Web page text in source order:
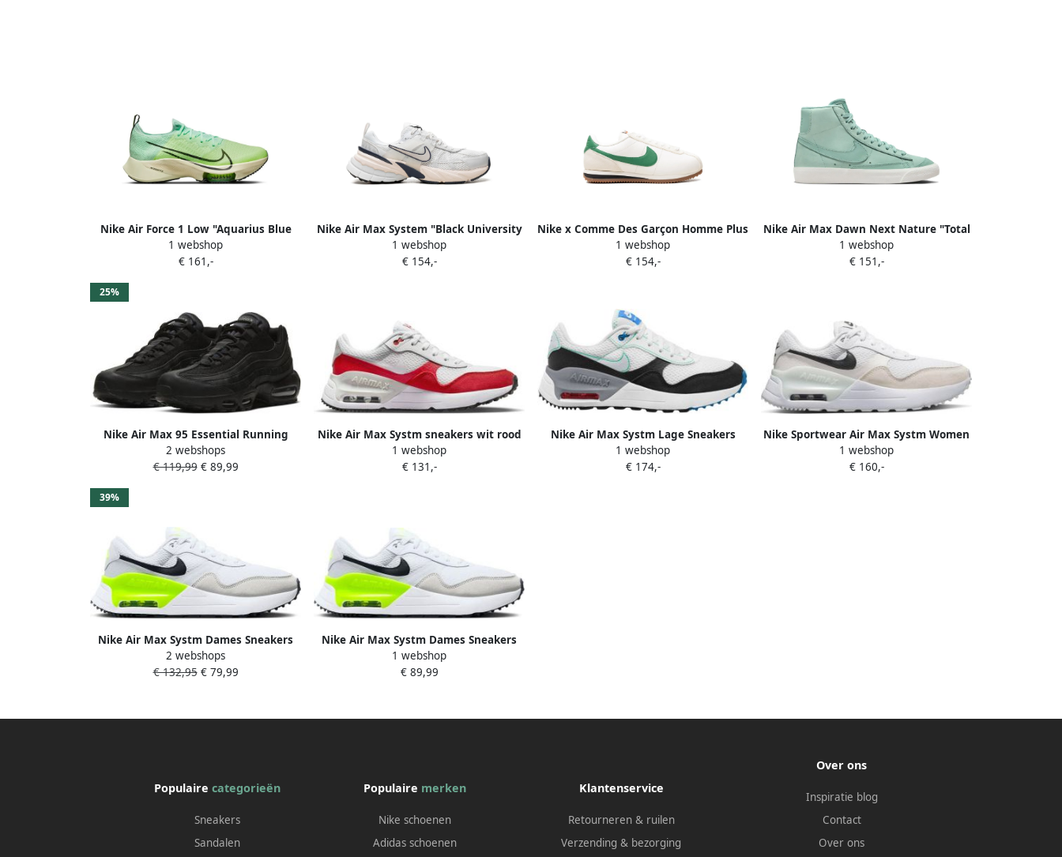
Nike Air Force 1 Low "Aquarius Blue
Coconut Milk" sneakers Blauw
1 webshop
€ 161,-
Nike Air Max System "Black University
Red White" sneakers Zwart
1 webshop
€ 154,-
Nike x Comme Des Garçon Homme Plus
Terminator High SP "Navy" sneakers
Wit
1 webshop
€ 154,-
Nike Air Max Dawn Next Nature "Total
Orange" sneakers Beige
1 webshop
€ 151,-
25%
Nike Air Max 95 Essential Running
Schoenen black dark grey black maat:
45 beschikbare maaten:41 42.5 40 43
2 webshops
€ 119,99€ 89,99
Nike Air Max Systm sneakers wit rood
lichtgrijs
1 webshop
€ 131,-
Nike Air Max Systm Lage Sneakers
Multicolor
1 webshop
€ 174,-
Nike Sportwear Air Max Systm Women
Sneakers White Dames
1 webshop
€ 160,-
39%
Nike Air Max Systm Dames Sneakers
2 webshops
€ 132,95€ 79,99
Nike Air Max Systm Dames Sneakers
1 webshop
€ 89,99
Populairecategorieën
Sneakers
Sandalen
Populaire merken
Nike schoenen
Adidas schoenen
Klantenservice
Retourneren & ruilen
Verzending & bezorging
Over ons
Inspiratie blog
Contact
Over ons